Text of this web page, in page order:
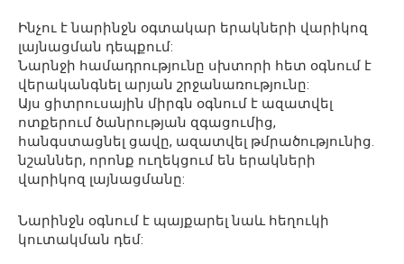
Ինչու է նարինջն օգտակար երակների վարիկոզ
լայնացման դեպքում:
Նարնջի համադրությունը սխտորի հետ օգնում է
վերականգնել արյան շրջանառությունը:
Այս ցիտրուսային միրգն օգնում է ազատվել
ոտքերում ծանրության զգացումից,
հանգստացնել ցավը, ազատվել թմրածությունից.
նշաններ, որոնք ուղեկցում են երակների
վարիկոզ լայնացմանը:
Նարինջն օգնում է պայքարել նաև հեղուկի
կուտակման դեմ: